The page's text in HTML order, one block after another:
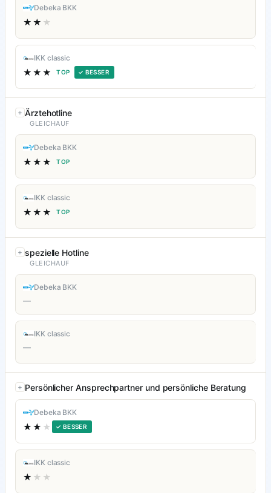
Debeka BKK
★★ ★
IKK classic
★★★ TOP ✓ BESSER
Ärztehotline
GLEICHAUF
Debeka BKK
★★★ TOP
IKK classic
★★★ TOP
spezielle Hotline
GLEICHAUF
Debeka BKK
—
IKK classic
—
Persönlicher Ansprechpartner und persönliche Beratung
Debeka BKK
★★ ★ ✓ BESSER
IKK classic
★ ★★